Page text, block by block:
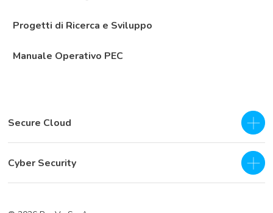
Progetti di Ricerca e Sviluppo
Manuale Operativo PEC
Secure Cloud
IaaS - Private Cloud
Private Cloud
Cyber Security